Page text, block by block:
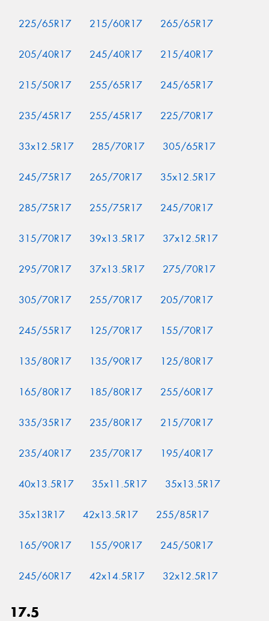
225/65R17 215/60R17 265/65R17
205/40R17 245/40R17 215/40R17
215/50R17 255/65R17 245/65R17
235/45R17 255/45R17 225/70R17
33x12.5R17 285/70R17 305/65R17
245/75R17 265/70R17 35x12.5R17
285/75R17 255/75R17 245/70R17
315/70R17 39x13.5R17 37x12.5R17
295/70R17 37x13.5R17 275/70R17
305/70R17 255/70R17 205/70R17
245/55R17 125/70R17 155/70R17
135/80R17 135/90R17 125/80R17
165/80R17 185/80R17 255/60R17
335/35R17 235/80R17 215/70R17
235/40R17 235/70R17 195/40R17
40x13.5R17 35x11.5R17 35x13.5R17
35x13R17 42x13.5R17 255/85R17
165/90R17 155/90R17 245/50R17
245/60R17 42x14.5R17 32x12.5R17
17.5